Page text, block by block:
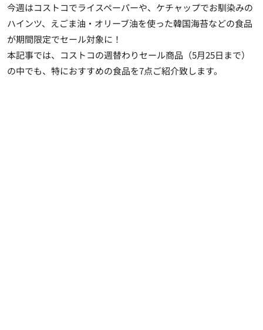
今週はコストコでライスペーパーや、ケチャップでお馴染みの
ハインツ、えごま油・オリーブ油を使った韓国海苔などの食品
が期間限定でセール対象に！
本記事では、 コストコの週替わりセール商品（5月25日まで）
の中でも、特におすすめの食品を7点ご紹介致します。